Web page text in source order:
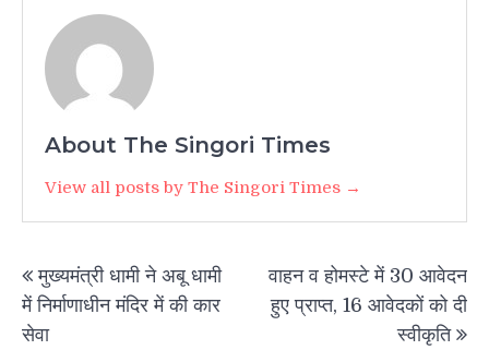
About The Singori Times
View all posts by The Singori Times →
navigation
मुख्यमंत्री धामी ने अबू धामी
में निर्माणाधीन मंदिर में की कार
सेवा
वाहन व होमस्टे में 30 आवेदन
हुए प्राप्त, 16 आवेदकों को दी
स्वीकृति